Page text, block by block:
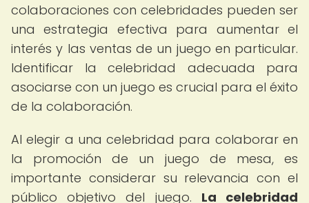
colaboraciones con celebridades pueden ser
una estrategia efectiva para aumentar el
interés y las ventas de un juego en particular.
Identificar la celebridad adecuada para
asociarse con un juego es crucial para el éxito
de la colaboración.
Al elegir a una celebridad para colaborar en
la promoción de un juego de mesa, es
importante considerar su relevancia con el
público objetivo del juego. La celebridad